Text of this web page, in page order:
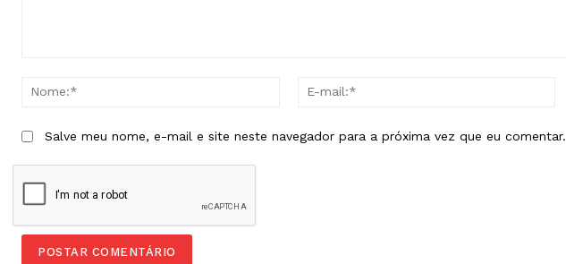
Nome:*
Salve meu nome, e-mail e site neste navegador para a próxima vez que eu comentar.